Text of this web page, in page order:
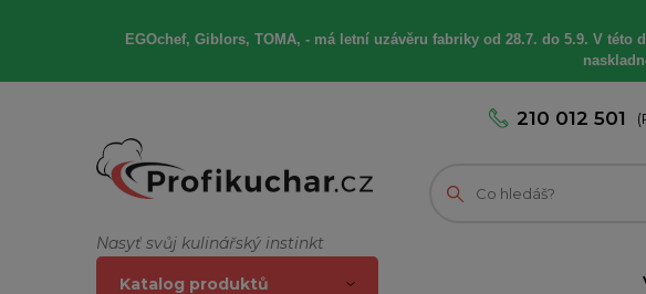
EGOchef, Giblors, TOMA, -má letní uzávěru fabriky od 28.7. do 5.9. V této
Nasyť svůj kulinářský instinkt
210 012 501
Katalog produktů